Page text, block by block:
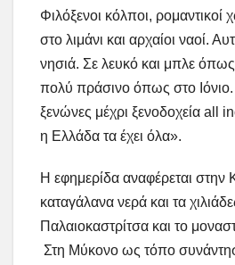
Φιλόξενοι κόλποι, ρομαντικοί
στο λιμάνι και αρχαίοι ναοί.
νησιά. Σε λευκό και μπλε
πολύ πράσινο όπως στο
ξενώνες μέχρι ξενοδοχεία all
η Ελλάδα τα έχει όλα».
Η εφημερίδα αναφέρεται στην
καταγάλανα νερά και τα
Παλαιοκαστρίτσα και το
Στη Μύκονο ως τόπο